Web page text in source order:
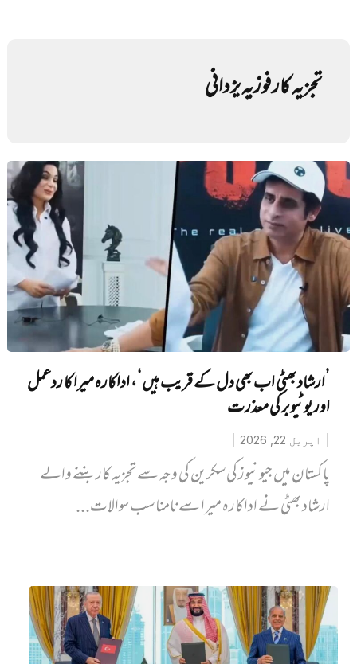
تجزیہ کار فوزیہ یزدانی
’ارشاد بھٹی اب بھی دل کے قریب ہیں‘، اداکارہ میرا کا ردعمل
اور یوٹیوبر کی معذرت
اپریل 22, 2026
پاکستان میں‌ جیو نیوز کی سکرین کی وجہ سے تجزیہ کار بننے والے
ارشاد بھٹی نے اداکارہ میرا سے نامناسب سوالات...